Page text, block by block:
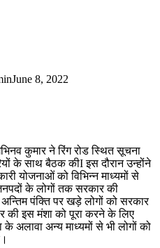
June 8, 2022
कुमार ने रिंग रोड स्थित सूचना
के साथ बैठक कीI इस दौरान उन्होंने
योजनाओं को विभिन्न माध्यमों से
के लोगों तक सरकार की
पंक्ति पर खड़े लोगों को सरकार
की इस मंशा को पूरा करने के लिए
के अलावा अन्य माध्यमों से भी लोगों को